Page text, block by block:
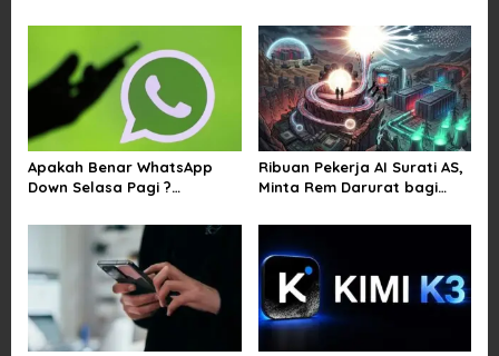
n
Apakah Benar WhatsApp
Down Selasa Pagi ?
Gambar dan Video di
Sejumlah Wilayah
Ribuan Pekerja AI Surati AS,
Minta Rem Darurat bagi